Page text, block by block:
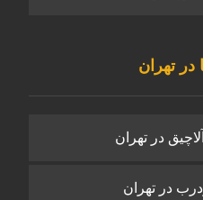
تهران
در تهران
در تهران